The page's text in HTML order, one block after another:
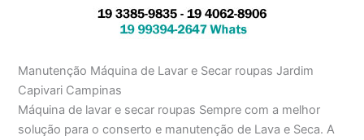
Manutenção Máquina de Lavar e Secar roupas Jardim
Capivari Campinas
Máquina de lavar e secar roupas Sempre com a melhor
solução para o conserto e manutenção de Lava e Seca. A